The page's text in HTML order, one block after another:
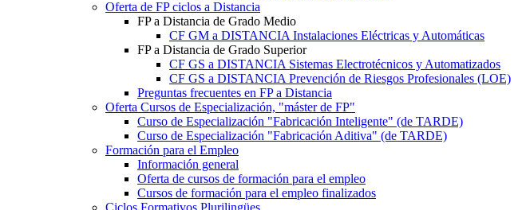
Oferta de FP ciclos a Distancia
FP a Distancia de Grado Medio
CF GM a DISTANCIA Instalaciones Eléctricas y Automáticas
FP a Distancia de Grado Superior
CF GS a DISTANCIA Sistemas Electrotécnicos y Automatizados
CF GS a DISTANCIA Prevención de Riesgos Profesionales (LOE)
Preguntas frecuentes en FP a Distancia
Oferta Cursos de Especialización, "máster de FP"
Curso de Especialización "Fabricación Inteligente" (de TARDE)
Curso de Especialización "Fabricación Aditiva" (de TARDE)
Formación para el Empleo
Información general
Oferta de cursos de formación para el empleo
Cursos de formación para el empleo finalizados
Ciclos Formativos Plurilingües